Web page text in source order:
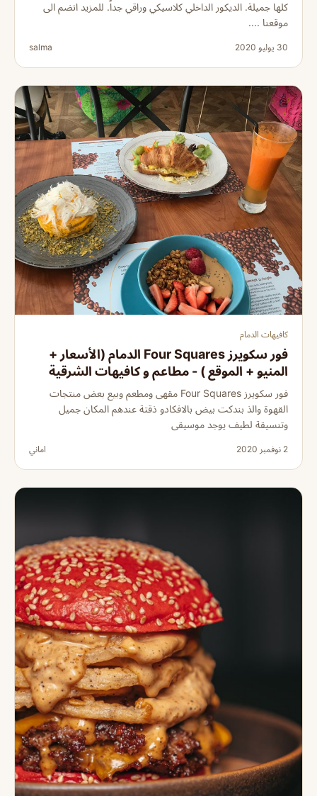
كلها جميلة. الديكور الداخلي كلاسيكي وراقي جداً. للمزيد انضم الى
موقعنا ....
30 يوليو 2020 salma
كافيهات الدمام
فور سكويرز Four Squares الدمام (الأسعار +
المنيو + الموقع ) - مطاعم و كافيهات الشرقية
فور سكويرز Four Squares مقهى ومطعم وبيع بعض منتجات
القهوة والذ بندكت بيض بالافكادو ذقتة عندهم المكان جميل
وتنسيقة لطيف يوجد موسيقى
2 نوفمبر 2020 اماني